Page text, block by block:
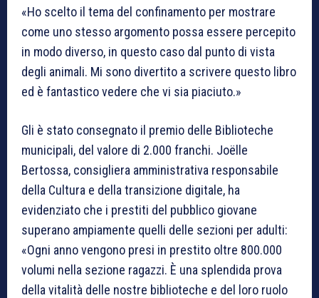
«Ho scelto il tema del confinamento per mostrare
come uno stesso argomento possa essere percepito
in modo diverso, in questo caso dal punto di vista
degli animali. Mi sono divertito a scrivere questo libro
ed è fantastico vedere che vi sia piaciuto.»
Gli è stato consegnato il premio delle Biblioteche
municipali, del valore di 2.000 franchi. Joëlle
Bertossa, consigliera amministrativa responsabile
della Cultura e della transizione digitale, ha
evidenziato che i prestiti del pubblico giovane
superano ampiamente quelli delle sezioni per adulti:
«Ogni anno vengono presi in prestito oltre 800.000
volumi nella sezione ragazzi. È una splendida prova
della vitalità delle nostre biblioteche e del loro ruolo